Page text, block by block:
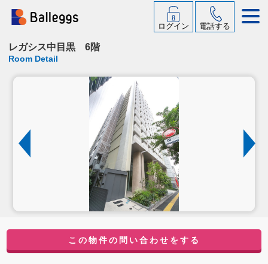
ログイン 電話する
レガシス中目黒 6階
Room Detail
この物件の問い合わせをする